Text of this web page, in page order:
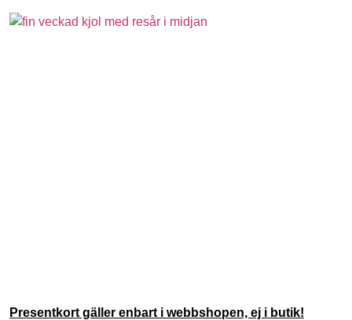
Presentkort gäller enbart i webbshopen, ej i butik!